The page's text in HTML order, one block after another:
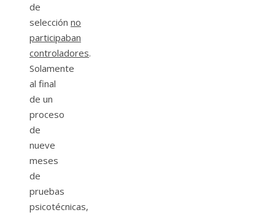
de
selección no
participaban
controladores.
Solamente
al final
de un
proceso
de
nueve
meses
de
pruebas
psicotécnicas,